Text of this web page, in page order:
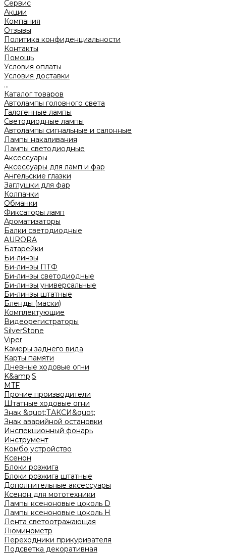
Сервис
Акции
Компания
Отзывы
Политика конфиденциальности
Контакты
Помощь
Условия оплаты
Условия доставки
...
Каталог товаров
Автолампы головного света
Галогенные лампы
Светодиодные лампы
Автолампы сигнальные и салонные
Лампы накаливания
Лампы светодиодные
Аксессуары
Аксессуары для ламп и фар
Ангельские глазки
Заглушки для фар
Колпачки
Обманки
Фиксаторы ламп
Ароматизаторы
Балки светодиодные
AURORA
Батарейки
Би-линзы
Би-линзы ПТФ
Би-линзы светодиодные
Би-линзы универсальные
Би-линзы штатные
Бленды (маски)
Комплектующие
Видеорегистраторы
SilverStone
Viper
Камеры заднего вида
Карты памяти
Дневные ходовые огни
K&amp;S
MTF
Прочие производители
Штатные ходовые огни
Знак &quot;ТАКСИ&quot;
Знак аварийной остановки
Инспекционный фонарь
Инструмент
Комбо устройство
Ксенон
Блоки розжига
Блоки розжига штатные
Дополнительные аксессуары
Ксенон для мототехники
Лампы ксеноновые цоколь D
Лампы ксеноновые цоколь H
Лента светоотражающая
Люминометр
Переходники прикуривателя
Подсветка декоративная